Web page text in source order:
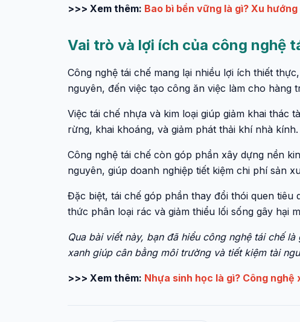
>>> Xem thêm: Bao bì bền vững là gì? Xu
Vai trò và lợi ích của công nghệ
Công nghệ tái chế mang lại nhiều lợi ích thiết
nguyên, đến việc tạo công ăn việc làm cho hàng
Việc tái chế nhựa và kim loại giúp giảm khai thác
rừng, khai khoáng, và giảm phát thải khí nhà kính.
Công nghệ tái chế còn góp phần xây dựng nền
nguyên, giúp doanh nghiệp tiết kiệm chi phí sản
Đặc biệt, tái chế góp phần thay đổi thói quen
thức phân loại rác và giảm thiểu lối sống gây hại
Qua bài viết này, bạn đã hiểu công nghệ tái chế
xanh giúp cân bằng môi trường và tiết kiệm tài
>>> Xem thêm: Nhựa sinh học là gì? Công